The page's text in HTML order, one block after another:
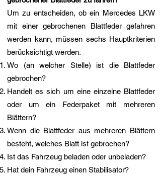
Um zu entscheiden, ob ein Mercedes LKW
mit einer gebrochenen Blattfeder gefahren
werden kann, müssen sechs Hauptkriterien
berücksichtigt werden.
Wo (an welcher Stelle) ist die Blattfeder
gebrochen?
Handelt es sich um eine einzelne Blattfeder
oder um ein Federpaket mit mehreren
Blättern?
Wenn die Blattfeder aus mehreren Blättern
besteht, welches Blatt ist gebrochen?
Ist das Fahrzeug beladen oder unbeladen?
Hat dein Fahrzeug einen Stabilisator?